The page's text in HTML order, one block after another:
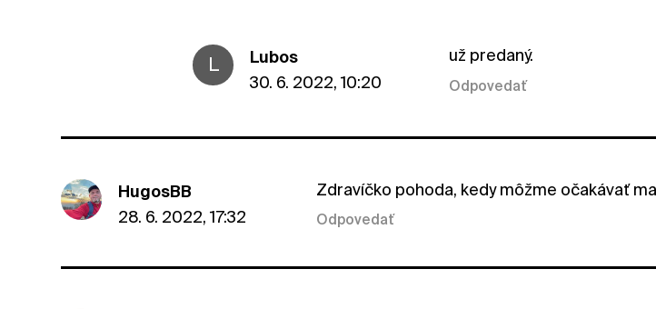
L
Lubos
30. 6. 2022, 10:20
už predaný.
Odpovedať
HugosBB
28. 6. 2022, 17:32
Zdravíčko pohoda, kedy môžme očakávať
Odpovedať